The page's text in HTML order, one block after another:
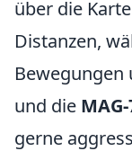
über die
Distanzen,
Bewegungen
und die
gerne